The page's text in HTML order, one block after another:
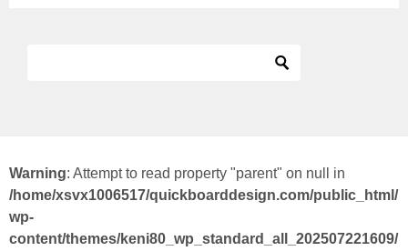
Warning: Attempt to read property "parent" on null in
/home/xsvx1006517/quickboarddesign.com/public_html/
wp-
content/themes/keni80_wp_standard_all_202507221609/